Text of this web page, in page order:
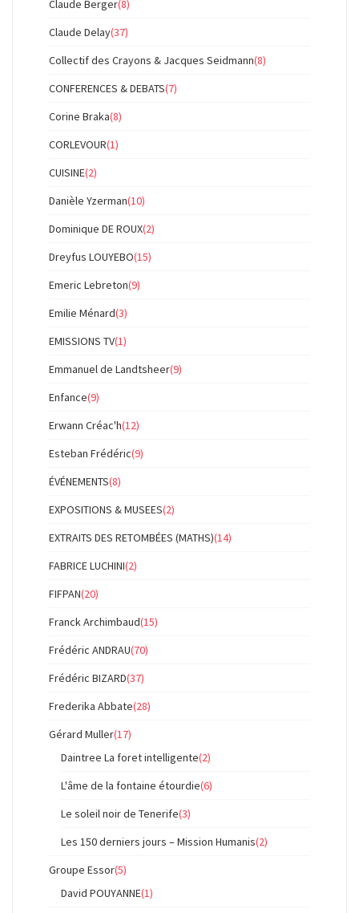
Claude Berger(8)
Claude Delay(37)
Collectif des Crayons & Jacques Seidmann(8)
CONFERENCES & DEBATS(7)
Corine Braka(8)
CORLEVOUR(1)
CUISINE(2)
Danièle Yzerman(10)
Dominique DE ROUX(2)
Dreyfus LOUYEBO(15)
Emeric Lebreton(9)
Emilie Ménard(3)
EMISSIONS TV(1)
Emmanuel de Landtsheer(9)
Enfance(9)
Erwann Créac'h(12)
Esteban Frédéric(9)
ÉVÉNEMENTS(8)
EXPOSITIONS & MUSEES(2)
EXTRAITS DES RETOMBÉES (MATHS)(14)
FABRICE LUCHINI(2)
FIFPAN(20)
Franck Archimbaud(15)
Frédéric ANDRAU(70)
Frédéric BIZARD(37)
Frederika Abbate(28)
Gérard Muller(17)
Daintree La foret intelligente(2)
L'âme de la fontaine étourdie(6)
Le soleil noir de Tenerife(3)
Les 150 derniers jours – Mission Humanis(2)
Groupe Essor(5)
David POUYANNE(1)